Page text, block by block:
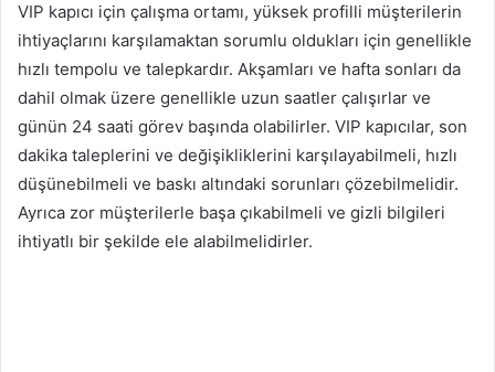
VIP kapıcı için çalışma ortamı, yüksek profilli müşterilerin
ihtiyaçlarını karşılamaktan sorumlu oldukları için genellikle
hızlı tempolu ve talepkardır. Akşamları ve hafta sonları da
dahil olmak üzere genellikle uzun saatler çalışırlar ve
günün 24 saati görev başında olabilirler. VIP kapıcılar, son
dakika taleplerini ve değişikliklerini karşılayabilmeli, hızlı
düşünebilmeli ve baskı altındaki sorunları çözebilmelidir.
Ayrıca zor müşterilerle başa çıkabilmeli ve gizli bilgileri
ihtiyatlı bir şekilde ele alabilmelidirler.